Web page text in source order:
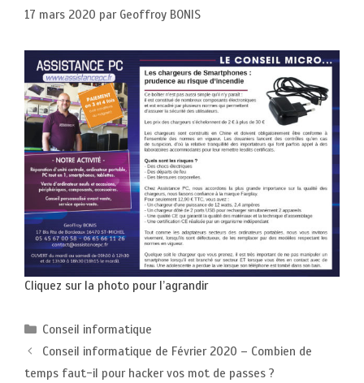
17 mars 2020 par Geoffroy BONIS
Cliquez sur la photo pour l’agrandir
Catégories
Conseil informatique
Conseil informatique de Février 2020 – Combien de
temps faut-il pour hacker vos mot de passes ?